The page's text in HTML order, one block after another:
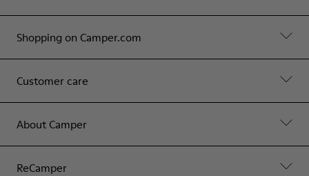
Shopping on Camper.com
Customer care
About Camper
ReCamper